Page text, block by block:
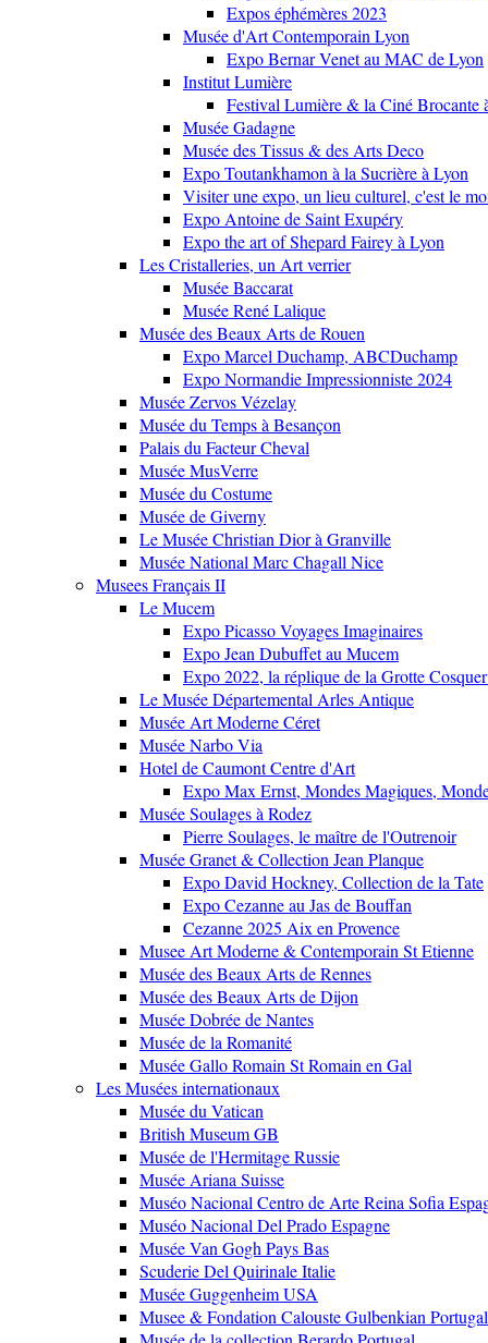
Expos éphémères 2023
Musée d'Art Contemporain Lyon
Expo Bernar Venet au MAC de Lyon
Institut Lumière
Festival Lumière & la Ciné Brocante
Musée Gadagne
Musée des Tissus & des Arts Deco
Expo Toutankhamon à la Sucrière à Lyon
Visiter une expo, un lieu culturel, c'est le
Expo Antoine de Saint Exupéry
Expo the art of Shepard Fairey à Lyon
Les Cristalleries, un Art verrier
Musée Baccarat
Musée René Lalique
Musée des Beaux Arts de Rouen
Expo Marcel Duchamp, ABCDuchamp
Expo Normandie Impressionniste 2024
Musée Zervos Vézelay
Musée du Temps à Besançon
Palais du Facteur Cheval
Musée MusVerre
Musée du Costume
Musée de Giverny
Le Musée Christian Dior à Granville
Musée National Marc Chagall Nice
Musees Français II
Le Mucem
Expo Picasso Voyages Imaginaires
Expo Jean Dubuffet au Mucem
Expo 2022, la réplique de la Grotte
Le Musée Départemental Arles Antique
Musée Art Moderne Céret
Musée Narbo Via
Hotel de Caumont Centre d'Art
Expo Max Ernst, Mondes Magiques,
Musée Soulages à Rodez
Pierre Soulages, le maître de l'Outrenoir
Musée Granet & Collection Jean Planque
Expo David Hockney, Collection de la Tate
Expo Cezanne au Jas de Bouffan
Cezanne 2025 Aix en Provence
Musee Art Moderne & Contemporain St Etienne
Musée des Beaux Arts de Rennes
Musée des Beaux Arts de Dijon
Musée Dobrée de Nantes
Musée de la Romanité
Musée Gallo Romain St Romain en Gal
Les Musées internationaux
Musée du Vatican
British Museum GB
Musée de l'Hermitage Russie
Musée Ariana Suisse
Muséo Nacional Centro de Arte Reina Sofia
Muséo Nacional Del Prado Espagne
Musée Van Gogh Pays Bas
Scuderie Del Quirinale Italie
Musée Guggenheim USA
Musee & Fondation Calouste Gulbenkian Portugal